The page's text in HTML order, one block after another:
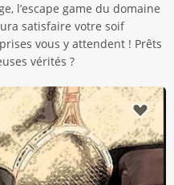
l’escape game du domaine
satisfaire votre soif
vous y attendent ! Prêts
vérités ?